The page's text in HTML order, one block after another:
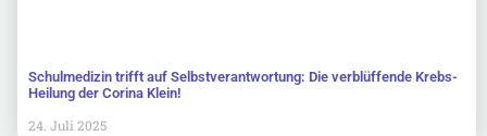
Schulmedizin trifft auf Selbstverantwortung: Die verblüffende Krebs-
Heilung der Corina Klein!
24. Juli 2025